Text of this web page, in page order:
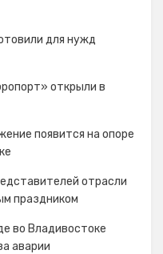
для нужд
открыли в
появится на опоре
отрасли
праздником
во Владивостоке
аварии